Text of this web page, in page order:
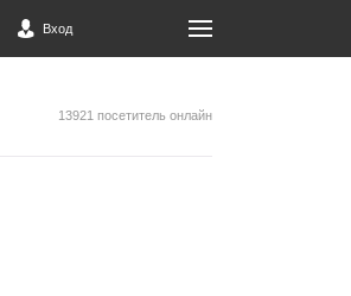
Вход
13921 посетитель онлайн